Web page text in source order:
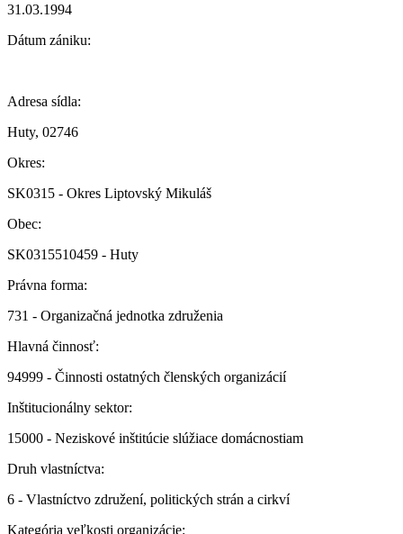
31.03.1994
Dátum zániku:
Adresa sídla:
Huty, 02746
Okres:
SK0315 - Okres Liptovský Mikuláš
Obec:
SK0315510459 - Huty
Právna forma:
731 - Organizačná jednotka združenia
Hlavná činnosť:
94999 - Činnosti ostatných členských organizácií
Inštitucionálny sektor:
15000 - Neziskové inštitúcie slúžiace domácnostiam
Druh vlastníctva:
6 - Vlastníctvo združení, politických strán a cirkví
Kategória veľkosti organizácie: